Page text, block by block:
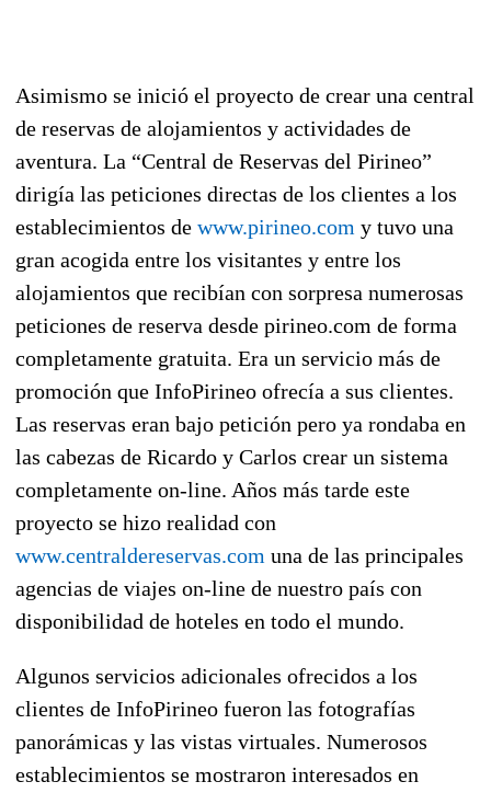
Asimismo se inició el proyecto de crear una central
de reservas de alojamientos y actividades de
aventura. La “Central de Reservas del Pirineo”
dirigía las peticiones directas de los clientes a los
establecimientos de www.pirineo.com y tuvo una
gran acogida entre los visitantes y entre los
alojamientos que recibían con sorpresa numerosas
peticiones de reserva desde pirineo.com de forma
completamente gratuita. Era un servicio más de
promoción que InfoPirineo ofrecía a sus clientes.
Las reservas eran bajo petición pero ya rondaba en
las cabezas de Ricardo y Carlos crear un sistema
completamente on-line. Años más tarde este
proyecto se hizo realidad con
www.centraldereservas.com una de las principales
agencias de viajes on-line de nuestro país con
disponibilidad de hoteles en todo el mundo.
Algunos servicios adicionales ofrecidos a los
clientes de InfoPirineo fueron las fotografías
panorámicas y las vistas virtuales. Numerosos
establecimientos se mostraron interesados en